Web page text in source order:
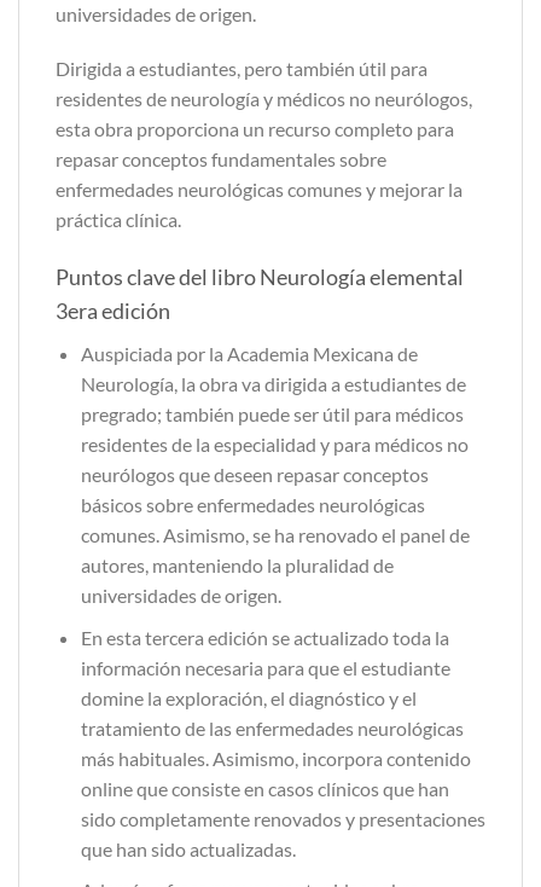
universidades de origen.
Dirigida a estudiantes, pero también útil para
residentes de neurología y médicos no neurólogos,
esta obra proporciona un recurso completo para
repasar conceptos fundamentales sobre
enfermedades neurológicas comunes y mejorar la
práctica clínica.
Puntos clave del libro Neurología elemental
3era edición
Auspiciada por la Academia Mexicana de
Neurología, la obra va dirigida a estudiantes de
pregrado; también puede ser útil para médicos
residentes de la especialidad y para médicos no
neurólogos que deseen repasar conceptos
básicos sobre enfermedades neurológicas
comunes. Asimismo, se ha renovado el panel de
autores, manteniendo la pluralidad de
universidades de origen.
En esta tercera edición se actualizado toda la
información necesaria para que el estudiante
domine la exploración, el diagnóstico y el
tratamiento de las enfermedades neurológicas
más habituales. Asimismo, incorpora contenido
online que consiste en casos clínicos que han
sido completamente renovados y presentaciones
que han sido actualizadas.